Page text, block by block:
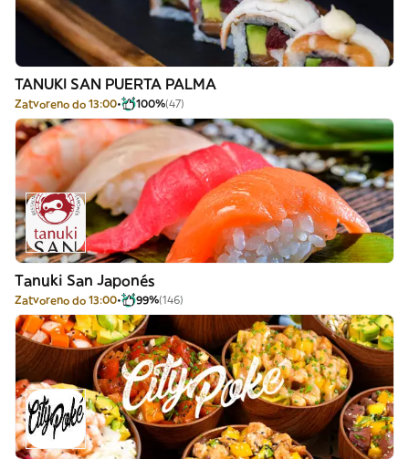
TANUKI SAN PUERTA PALMA
Zatvoreno do 13:00 100%(47)
Tanuki San Japonés
Zatvoreno do 13:00 99%(146)